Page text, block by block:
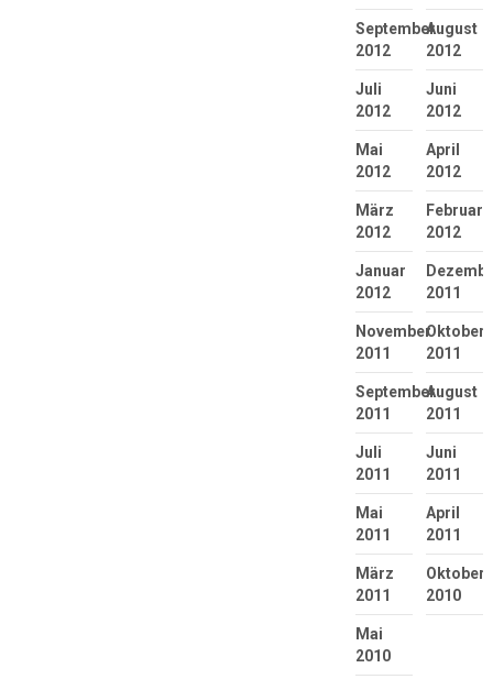
September
2012
August
2012
Juli
2012
Juni
2012
Mai
2012
April
2012
März
2012
Februar
2012
Januar
2012
2011
November
2011
Oktober
2011
September
2011
August
2011
Juli
2011
Juni
2011
Mai
2011
April
2011
März
2011
Oktober
2010
Mai
2010